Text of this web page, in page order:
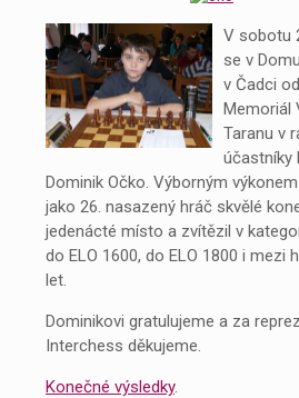
V sobotu
se v
v Čadci
Memoriál
Taranu v
účastníky
Dominik Očko. Výborným
jako 26. nasazený hráč skvělé
jedenácté místo a zvítězil v
do ELO 1600, do ELO 1800 i mezi
let.
Dominikovi gratulujeme a za
Interchess děkujeme.
Konečné výsledky.